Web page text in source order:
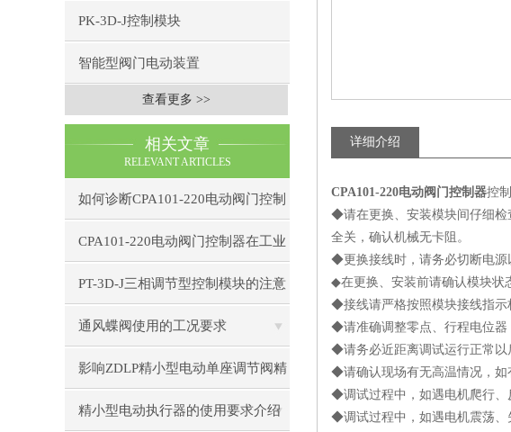
PK-3D-J控制模块
智能型阀门电动装置
查看更多 >>
相关文章
RELEVANT ARTICLES
如何诊断CPA101-220电动阀门控制
器的通信故障？
CPA101-220电动阀门控制器在工业
自动化中的应用
PT-3D-J三相调节型控制模块的注意
事项
通风蝶阀使用的工况要求
影响ZDLP精小型电动单座调节阀精
度的因素
精小型电动执行器的使用要求介绍
详细介绍
CPA101-220电动阀门控制器控
◆请在更换、安装模块间仔细检
全关，确认机械无卡阻。
◆更换接线时，请务必切断电源
◆在更换、安装前请确认模块状
◆接线请严格按照模块接线指示
◆请准确调整零点、行程电位器
◆请务必近距离调试运行正常以
◆请确认现场有无高温情况，如
◆调试过程中，如遇电机爬行、
◆调试过程中，如遇电机震荡、